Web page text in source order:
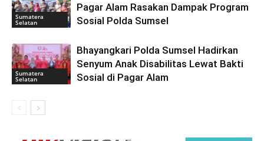
Sumatera
Selatan
Pagar Alam Rasakan Dampak Program
Sosial Polda Sumsel
Sumatera
Selatan
Bhayangkari Polda Sumsel Hadirkan
Senyum Anak Disabilitas Lewat Bakti
Sosial di Pagar Alam